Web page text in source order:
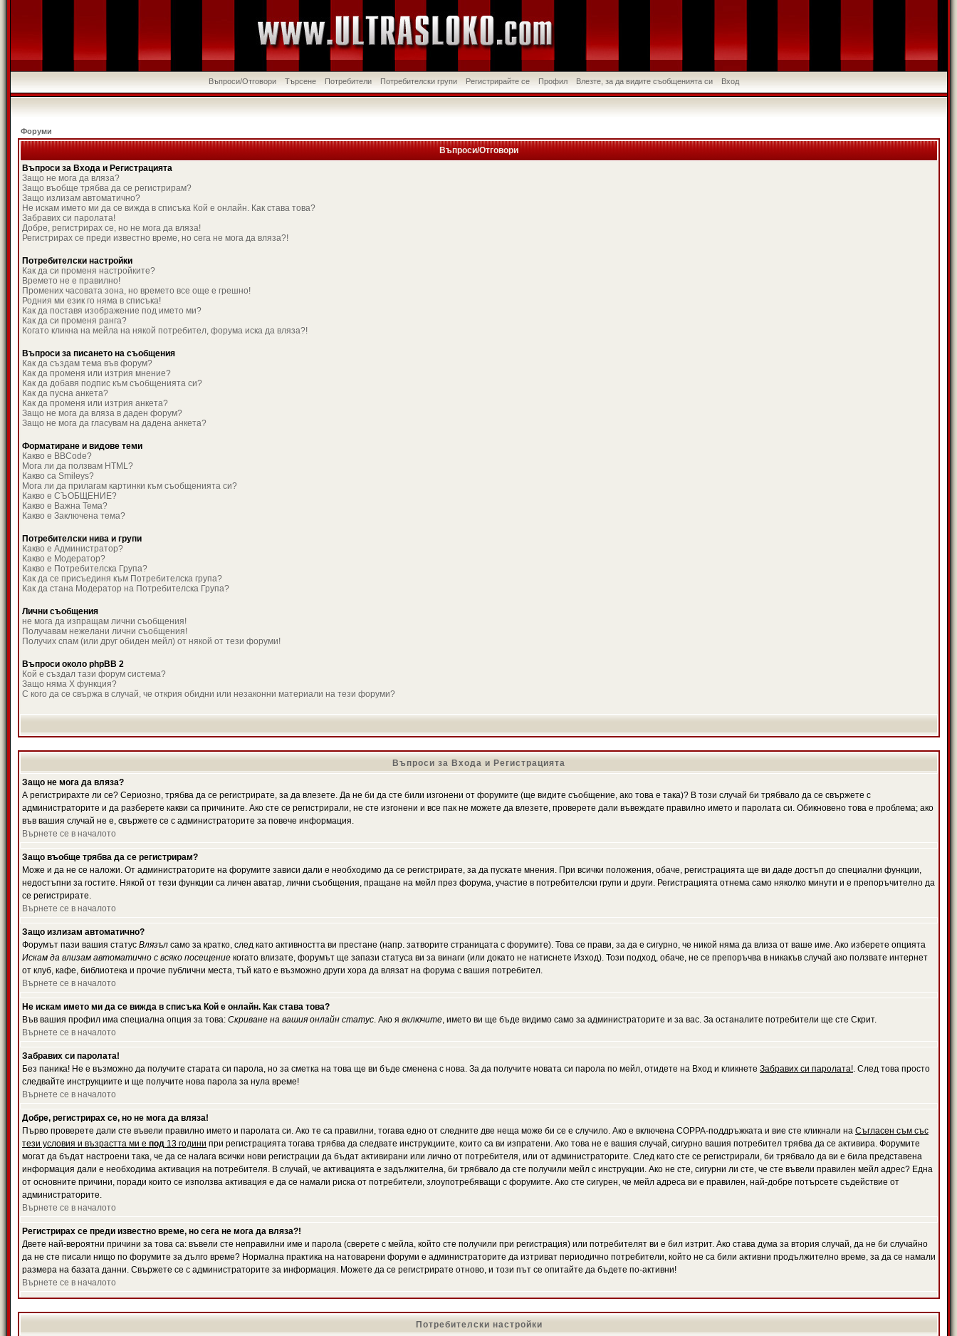
Въпроси/Отговори Търсене Потребители Потребителски групи Регистрирайте се Профил Влезте, за да видите съобщенията си Вход
Форуми
Въпроси/Отговори
Въпроси за Входа и Регистрацията
Защо не мога да вляза?
Защо въобще трябва да се регистрирам?
Защо излизам автоматично?
Не искам името ми да се вижда в списъка Кой е онлайн. Как става това?
Забравих си паролата!
Добре, регистрирах се, но не мога да вляза!
Регистрирах се преди известно време, но сега не мога да вляза?!
Потребителски настройки
Как да си променя настройките?
Времето не е правилно!
Промених часовата зона, но времето все още е грешно!
Родния ми език го няма в списъка!
Как да поставя изображение под името ми?
Как да си променя ранга?
Когато кликна на мейла на някой потребител, форума иска да вляза?!
Въпроси за писането на съобщения
Как да създам тема във форум?
Как да променя или изтрия мнение?
Как да добавя подпис към съобщенията си?
Как да пусна анкета?
Как да променя или изтрия анкета?
Защо не мога да вляза в даден форум?
Защо не мога да гласувам на дадена анкета?
Форматиране и видове теми
Какво е BBCode?
Мога ли да ползвам HTML?
Какво са Smileys?
Мога ли да прилагам картинки към съобщенията си?
Какво е СЪОБЩЕНИЕ?
Какво е Важна Тема?
Какво е Заключена тема?
Потребителски нива и групи
Какво е Администратор?
Какво е Модератор?
Какво е Потребителска Група?
Как да се присъединя към Потребителска група?
Как да стана Модератор на Потребителска Група?
Лични съобщения
не мога да изпращам лични съобщения!
Получавам нежелани лични съобщения!
Получих спам (или друг обиден мейл) от някой от тези форуми!
Въпроси около phpBB 2
Кой е създал тази форум система?
Защо няма X функция?
С кого да се свържа в случай, че открия обидни или незаконни материали на тези форуми?
Въпроси за Входа и Регистрацията
Защо не мога да вляза?
А регистрирахте ли се? Сериозно, трябва да се регистрирате, за да влезете. Да не би да сте били изгонени от форумите (ще видите съобщение, ако това е така)? В този случай би трябвало да се свържете с
администраторите и да разберете какви са причините. Ако сте се регистрирали, не сте изгонени и все пак не можете да влезете, проверете дали въвеждате правилно името и паролата си. Обикновено това е проблема; ако
във вашия случай не е, свържете се с администраторите за повече информация.
Върнете се в началото
Защо въобще трябва да се регистрирам?
Може и да не се наложи. От администраторите на форумите зависи дали е необходимо да се регистрирате, за да пускате мнения. При всички положения, обаче, регистрацията ще ви даде достъп до специални функции,
недостъпни за гостите. Някой от тези функции са личен аватар, лични съобщения, пращане на мейл през форума, участие в потребителски групи и други. Регистрацията отнема само няколко минути и е препоръчително да
се регистрирате.
Върнете се в началото
Защо излизам автоматично?
Форумът пази вашия статус Влязъл само за кратко, след като активността ви престане (напр. затворите страницата с форумите). Това се прави, за да е сигурно, че никой няма да влиза от ваше име. Ако изберете опцията
Искам да влизам автоматично с всяко посещение когато влизате, форумът ще запази статуса ви за винаги (или докато не натиснете Изход). Този подход, обаче, не се препоръчва в никакъв случай ако ползвате интернет
от клуб, кафе, библиотека и прочие публични места, тъй като е възможно други хора да влязат на форума с вашия потребител.
Върнете се в началото
Не искам името ми да се вижда в списъка Кой е онлайн. Как става това?
Във вашия профил има специална опция за това: Скриване на вашия онлайн статус. Ако я включите, името ви ще бъде видимо само за администраторите и за вас. За останалите потребители ще сте Скрит.
Върнете се в началото
Забравих си паролата!
Без паника! Не е възможно да получите старата си парола, но за сметка на това ще ви бъде сменена с нова. За да получите новата си парола по мейл, отидете на Вход и кликнете Забравих си паролата!. След това просто
следвайте инструкциите и ще получите нова парола за нула време!
Върнете се в началото
Добре, регистрирах се, но не мога да вляза!
Първо проверете дали сте въвели правилно името и паролата си. Ако те са правилни, тогава едно от следните две неща може би се е случило. Ако е включена COPPA-поддръжката и вие сте кликнали на Съгласен съм със
тези условия и възрастта ми е под 13 години при регистрацията тогава трябва да следвате инструкциите, които са ви изпратени. Ако това не е вашия случай, сигурно вашия потребител трябва да се активира. Форумите
могат да бъдат настроени така, че да се налага всички нови регистрации да бъдат активирани или лично от потребителя, или от администраторите. След като сте се регистрирали, би трябвало да ви е била представена
информация дали е необходима активация на потребителя. В случай, че активацията е задължителна, би трябвало да сте получили мейл с инструкции. Ако не сте, сигурни ли сте, че сте въвели правилен мейл адрес? Една
от основните причини, поради които се използва активация е да се намали риска от потребители, злоупотребяващи с форумите. Ако сте сигурен, че мейл адреса ви е правилен, най-добре потърсете съдействие от
администраторите.
Върнете се в началото
Регистрирах се преди известно време, но сега не мога да вляза?!
Двете най-вероятни причини за това са: въвели сте неправилни име и парола (сверете с мейла, който сте получили при регистрация) или потребителят ви е бил изтрит. Ако става дума за втория случай, да не би случайно
да не сте писали нищо по форумите за дълго време? Нормална практика на натоварени форуми е администраторите да изтриват периодично потребители, който не са били активни продължително време, за да се намали
размера на базата данни. Свържете се с администраторите за информация. Можете да се регистрирате отново, и този път се опитайте да бъдете по-активни!
Върнете се в началото
Потребителски настройки